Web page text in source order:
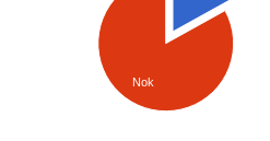
Nok